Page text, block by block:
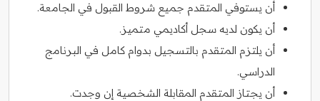
أن يستوفي المتقدم جميع شروط القبول في الجامعة.
أن يكون لديه سجل أكاديمي متميز.
أن يلتزم المتقدم بالتسجيل بدوام كامل في البرنامج
الدراسي.
أن يجتاز المتقدم المقابلة الشخصية إن وجدت.